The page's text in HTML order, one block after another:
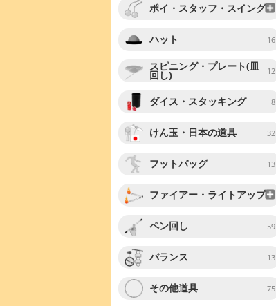
ポイ・スタッフ・スイング
ハット 16
スピニング・プレート(皿
回し) 12
ダイス・スタッキング 8
けん玉・日本の道具 32
フットバッグ 13
ファイアー・ライトアップ
ペン回し 59
バランス 13
その他道具 75